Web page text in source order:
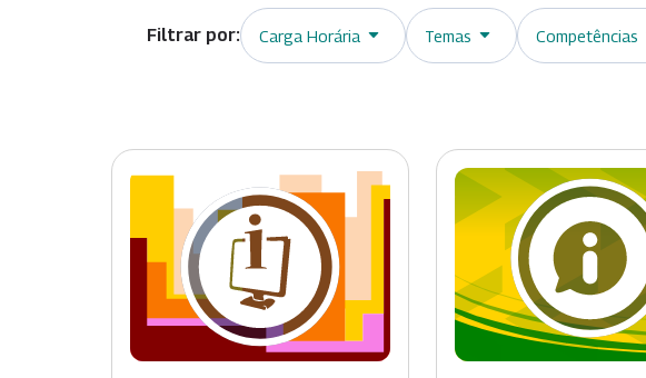
Carga Horária Temas Competências